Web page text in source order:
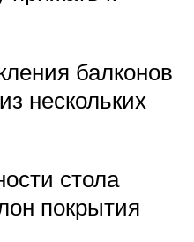
балконов
нескольких
стола
покрытия